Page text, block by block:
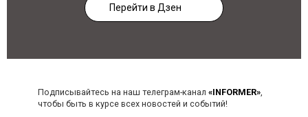
Перейти в Дзен
Подписывайтесь на наш телеграм-канал «INFORMER»,
чтобы быть в курсе всех новостей и событий!